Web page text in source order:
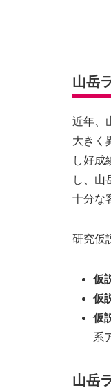
山岳
近年、
大きく
し好成
し、山
十分な
研究仮
仮
仮
仮
系
山岳